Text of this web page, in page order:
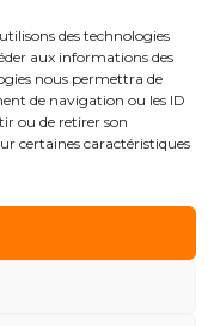
des technologies
aux informations des
nous permettra de
de navigation ou les ID
ou de retirer son
certaines caractéristiques